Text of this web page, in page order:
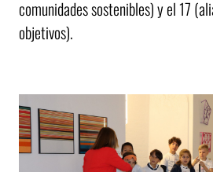
comunidades sostenibles) y el 17
objetivos).